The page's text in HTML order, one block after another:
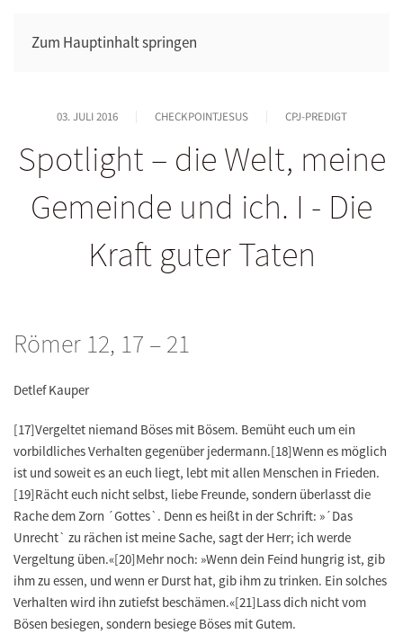
Zum Hauptinhalt springen
03. JULI 2016 CHECKPOINTJESUS CPJ-PREDIGT
Spotlight – die Welt, meine
Gemeinde und ich. I - Die
Kraft guter Taten
Römer 12, 17 – 21
Detlef Kauper
[17]Vergeltet niemand Böses mit Bösem. Bemüht euch um ein
vorbildliches Verhalten gegenüber jedermann.[18]Wenn es möglich
ist und soweit es an euch liegt, lebt mit allen Menschen in Frieden.
[19]Rächt euch nicht selbst, liebe Freunde, sondern überlasst die
Rache dem Zorn ´Gottes`. Denn es heißt in der Schrift: »´Das
Unrecht` zu rächen ist meine Sache, sagt der Herr; ich werde
Vergeltung üben.«[20]Mehr noch: »Wenn dein Feind hungrig ist, gib
ihm zu essen, und wenn er Durst hat, gib ihm zu trinken. Ein solches
Verhalten wird ihn zutiefst beschämen.«[21]Lass dich nicht vom
Bösen besiegen, sondern besiege Böses mit Gutem.